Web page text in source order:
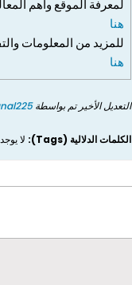
لمعرفة الموقع وأهم
هنا
للمزيد من المعلومات
هنا
التعديل الأخير تم بواسطة
الكلمات الدلالية (Tags): لا يوجد